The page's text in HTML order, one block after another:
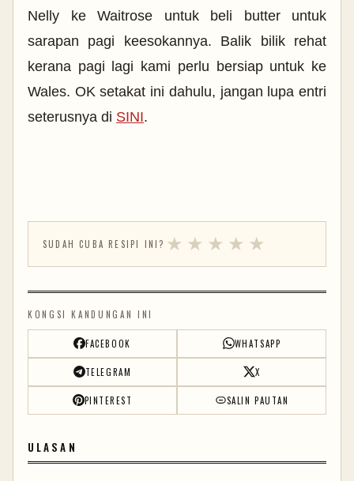
Nelly ke Waitrose untuk beli butter untuk
sarapan pagi keesokannya. Balik bilik rehat
kerana pagi lagi kami perlu bersiap untuk ke
Wales. OK setakat ini dahulu, jangan lupa entri
seterusnya di SINI.
SUDAH CUBA RESIPI INI? ★ ★ ★ ★ ★
KONGSI KANDUNGAN INI
FACEBOOK WHATSAPP
TELEGRAM X
PINTEREST SALIN PAUTAN
ULASAN